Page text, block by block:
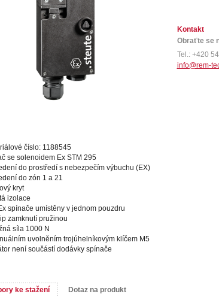
Kontakt
Obraťte se
Tel.: +420
info@rem-
číslo: 1188545
se solenoidem Ex STM 295
do prostředí s nebezpečím výbuchu (EX)
do zón 1 a 21
kryt
izolace
spínače umístěny v jednom pouzdru
zamknutí pružinou
síla 1000 N
uvolněním trojúhelníkovým klíčem M5
není součástí dodávky spínače
ke stažení Dotaz na produkt